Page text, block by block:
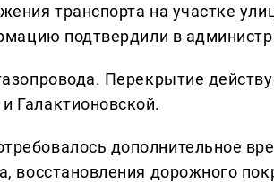
транспорта на участке
подтвердили в
Перекрытие
Галактионовской.
дополнительное
восстановления дорожного